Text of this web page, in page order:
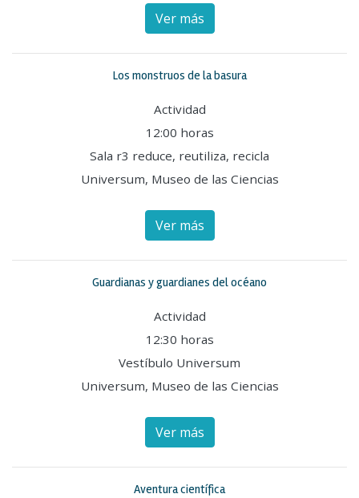
Ver más
Los monstruos de la basura
Actividad
12:00 horas
Sala r3 reduce, reutiliza, recicla
Universum, Museo de las Ciencias
Ver más
Guardianas y guardianes del océano
Actividad
12:30 horas
Vestíbulo Universum
Universum, Museo de las Ciencias
Ver más
Aventura científica